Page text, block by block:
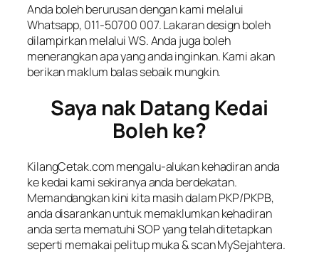
Anda boleh berurusan dengan kami melalui
Whatsapp, 011-50700 007. Lakaran design boleh
dilampirkan melalui WS. Anda juga boleh
menerangkan apa yang anda inginkan. Kami akan
berikan maklum balas sebaik mungkin.
Saya nak Datang Kedai
Boleh ke?
KilangCetak.com mengalu-alukan kehadiran anda
ke kedai kami sekiranya anda berdekatan.
Memandangkan kini kita masih dalam PKP/PKPB,
anda disarankan untuk memaklumkan kehadiran
anda serta mematuhi SOP yang telah ditetapkan
seperti memakai pelitup muka &scanMySejahtera.